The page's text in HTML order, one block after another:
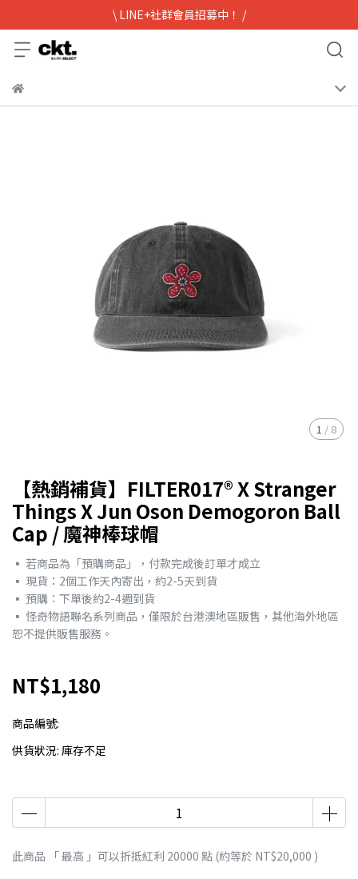
\ LINE+社群會員招募中！ /
1 / 8
【熱銷補貨】FILTER017® X Stranger
Things X Jun Oson Demogoron Ball
Cap / 魔神棒球帽
▪︎ 若商品為「預購商品」，付款完成後訂單才成立
▪︎ 現貨：2個工作天內寄出，約2-5天到貨
▪︎ 預購：下單後約2-4週到貨
▪︎ 怪奇物語聯名系列商品，僅限於台港澳地區販售，其他海外地區
恕不提供販售服務。
NT$1,180
商品編號:
供貨狀況: 庫存不足
此商品 「 最高 」可以折抵紅利 20000 點 (約等於 NT$20,000 )